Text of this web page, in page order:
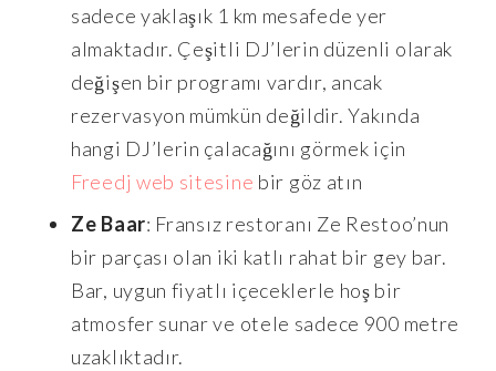
sadece yaklaşık 1 km mesafede yer
almaktadır. Çeşitli DJ’lerin düzenli olarak
değişen bir programı vardır, ancak
rezervasyon mümkün değildir. Yakında
hangi DJ’lerin çalacağını görmek için
Freedj web sitesine bir göz atın
Ze Baar: Fransız restoranı Ze Restoo’nun
bir parçası olan iki katlı rahat bir gey bar.
Bar, uygun fiyatlı içeceklerle hoş bir
atmosfer sunar ve otele sadece 900 metre
uzaklıktadır.